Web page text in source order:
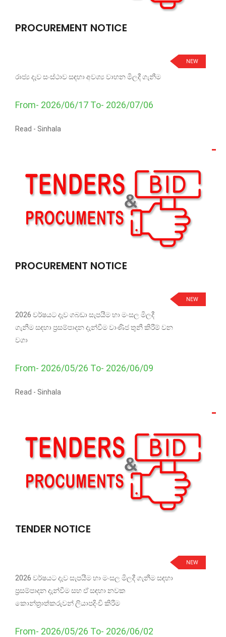
PROCUREMENT NOTICE
NEW
රාජ්‍ය දැව සංස්ථාව සඳහා අවශ්‍ය වාහන මිලදී ගැනීම
From- 2026/06/17 To- 2026/07/06
Read - Sinhala
PROCUREMENT NOTICE
NEW
2026 වර්ෂයට දැව ගබඩා සැපයීම හා මංසල මිලදී
ගැනීම සඳහා ප්‍රසම්පාදන දැන්වීම වාණිජ තුනී කිරීම් වන
වගා
From- 2026/05/26 To- 2026/06/09
Read - Sinhala
TENDER NOTICE
NEW
2026 වර්ෂයට දැව සැපයීම හා මංසල මිලදී ගැනීම සඳහා
ප්‍රසම්පාදන දැන්වීම සහ ඒ සඳහා නවක
කොන්ත්‍රාත්කරුවන් ලියාපදිංචි කිරීම
From- 2026/05/26 To- 2026/06/02